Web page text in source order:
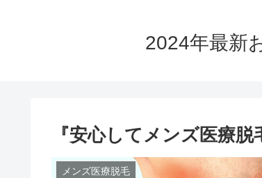
2024年最新
『安心してメンズ医療
メンズ医療脱毛